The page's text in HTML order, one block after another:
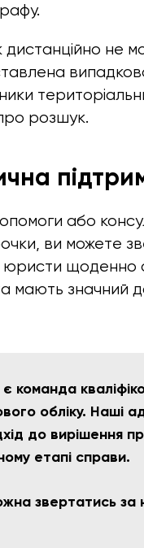
не
розшук.
або
ви можете
юристи
мають значний
є команда
обліку. Наші
до вирішення
етапі справи.
звертатись